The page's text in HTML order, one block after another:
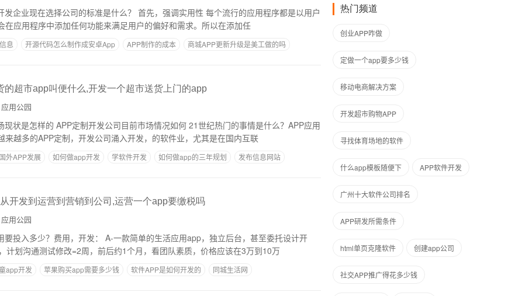
标准是什么？ 首先，强调实用性 每个流行的应用程序都是以用户
在应用程序中添加任何功能来满足用户的偏好和需求。所以在添加任
息 开源代码怎么制作成安卓App APP制作的成本
商城APP更新升级是美工做的吗
的超市app叫便什么,开发一个超市送货上门的app
应用公园
APP定制开发公司目前市场情况如何 21世纪热门的事情是什么？APP应用
来越多的APP定制，开发公司涌入开发，的软件业，尤其是在国内互联
国外APP发展 如何做app开发 学软件开发 如何做app的三年规划 发布信息网站
开发到运营到营销到公司,运营一个app要缴税吗
应用公园
要投入多少？费用，开发： A-一款简单的生活应用app，独立后台，甚至委托设计开
计划沟通测试修改=2周，前后约1个月，看团队素质，价格应该在3万到10万
app开发 苹果购买app需要多少钱 软件APP是如何开发的
同城生活网
热门频道
创业APP咋做
定做一个app要多少钱
移动电商解决方案
开发超市购物APP
寻找体育场地的软件
什么app模板随便下 APP软件开发
广州十大软件公司排名
APP研发所需条件
html单页克隆软件 创建app公司
社交APP推广得花多少钱